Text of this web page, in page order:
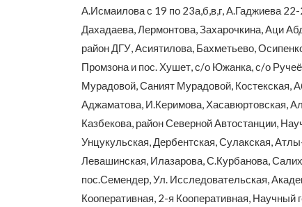
А.Исмаилова с 19 по 23а,б,в,г, А.Гаджиева
Дахадаева, Лермонтова, Захарочкина, Аци
район ДГУ, Асиятилова, Бахметьево,
Промзона и пос. Хушет, с/о Южанка, с/о
Мурадовой, Саният Мурадовой, Костекская,
Аджаматова, И.Керимова, Хасавюртовская,
Казбекова, район Северной Автостанции,
Унцукульская, Дербентская, Сулакская,
Левашинская, Илазарова, С.Курбанова,
пос.Семендер, Ул. Исследовательская,
Кооперативная, 2-я Кооперативная, Научный